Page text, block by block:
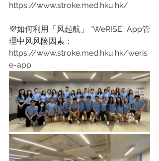
https://www.stroke.med.hku.hk/
💜如何利用「风起航」 “WeRISE” App管
理中风风险因素：
https://www.stroke.med.hku.hk/weris
e-app